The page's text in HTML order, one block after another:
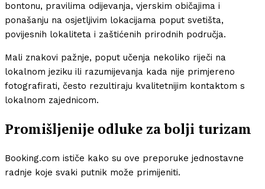
bontonu, pravilima odijevanja, vjerskim običajima i
ponašanju na osjetljivim lokacijama poput svetišta,
povijesnih lokaliteta i zaštićenih prirodnih područja.
Mali znakovi pažnje, poput učenja nekoliko riječi na
lokalnom jeziku ili razumijevanja kada nije primjereno
fotografirati, često rezultiraju kvalitetnijim kontaktom s
lokalnom zajednicom.
Promišljenije odluke za bolji turizam
Booking.com ističe kako su ove preporuke jednostavne
radnje koje svaki putnik može primijeniti.